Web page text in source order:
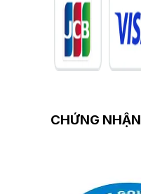
CHỨNG NHẬN